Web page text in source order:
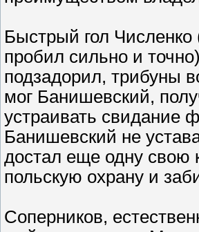
Быстрый гол
пробил сильно и
подзадорил, трибуны
мог Банишевский,
устраивать свидание
Банишевский не
достал еще одну свою
польскую охрану и
Соперников,